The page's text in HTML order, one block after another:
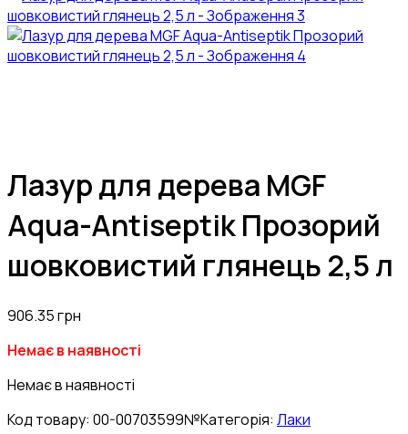
Лазур для дерева MGF
Aqua-Antiseptik Прозорий
шовковистий глянець 2,5 л
906.35грн
Немає в наявності
Немає в наявності
Код товару: 00-00703599№Категорія: Лаки